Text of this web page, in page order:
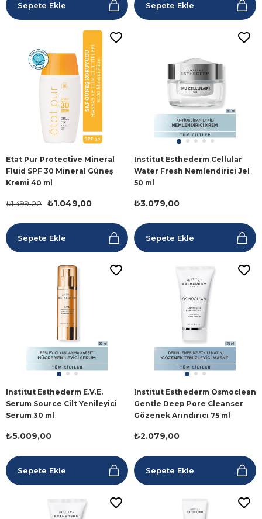
Sepete Ekle Sepete Ekle
Etat Pur Protective Mineral
Fluid SPF 30 Mineral Güneş
Kremi 40 ml
₺1.049,00
₺1.499,00
Sepete Ekle
Institut Esthederm Cellular
Water Fresh Nemlendirici Jel
50 ml
₺3.079,00
Sepete Ekle
Institut Esthederm E.V.E.
Serum Source Cilt Yenileyici
Serum 30 ml
₺5.009,00
Sepete Ekle
Institut Esthederm Osmoclean
Gentle Deep Pore Cleanser
Gözenek Arındırıcı 75 ml
₺2.079,00
Sepete Ekle